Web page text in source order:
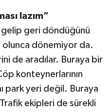
lazım”
gelip geri döndüğünü
olunca dönemiyor da.
de aradılar. Buraya bir
konteynerlarının
park yeri değil. Buraya
Trafik ekipleri de sürekli